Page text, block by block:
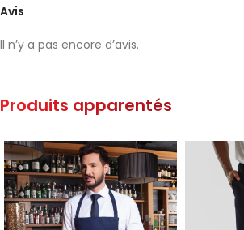
Avis
Il n’y a pas encore d’avis.
Produits apparentés